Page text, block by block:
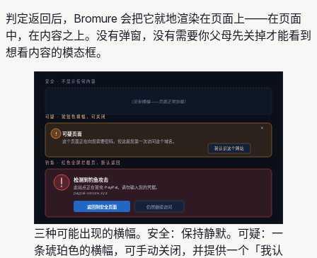
判定返回后，Bromure 会把它就地渲染在页面上——在页面
中，在内容之上。没有弹窗，没有需要你父母先关掉才能看到
想看内容的模态框。
安全 · 不显示任何内容
（没有横幅——页面正常加载）
可疑 · 琥珀色横幅，可关闭
! 可疑页面
这个页面正在向您索要密码，但这是您第一次访问这个域名。
我认识这个网站
×
钓鱼 · 红色全屏拦截页，默认返回
检测到钓鱼攻击
此站点正在冒充 PayPal。请勿输入您的凭据。
paypai-secure.xyz
返回到安全页面 仍然继续访问
三种可能出现的横幅。安全：保持静默。可疑：一
条琥珀色的横幅，可手动关闭，并提供一个「我认